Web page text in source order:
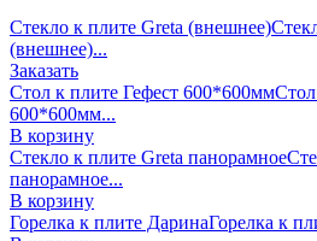
Стекло к плите Greta (внешнее)
(внешнее)...
Заказать
Стол к плите Гефест 600*600мм
600*600мм...
В корзину
Стекло к плите Greta панорамное
панорамное...
В корзину
Горелка к плите ДаринаГорелка к